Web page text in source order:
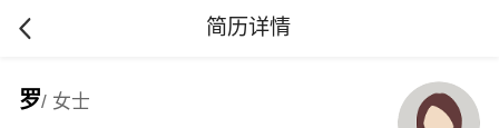
简历详情
罗/ 女士